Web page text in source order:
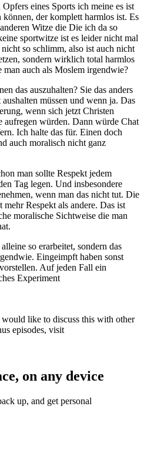
eines Sports ich meine es ist
der komplett harmlos ist. Es
Witze die Die ich da so
sportwitze ist es leider nicht mal
so schlimm, also ist auch nicht
sondern wirklich total harmlos
man auch als Moslem irgendwie?
das auszuhalten? Sie das anders
müssen und wenn ja. Das
wenn sich jetzt Christen
aufregen würden. Dann würde Chat
Ich halte das für. Einen doch
auch moralisch nicht ganz
man sollte Respekt jedem
Tag legen. Und insbesondere
wenn man das nicht tut. Die
Respekt als andere. Das ist
moralische Sichtweise die man
so erarbeitet, sondern das
Eingeimpft haben sonst
Auf jeden Fall ein
Experiment
like to discuss this with other
episodes, visit
on any device
up, and get personal